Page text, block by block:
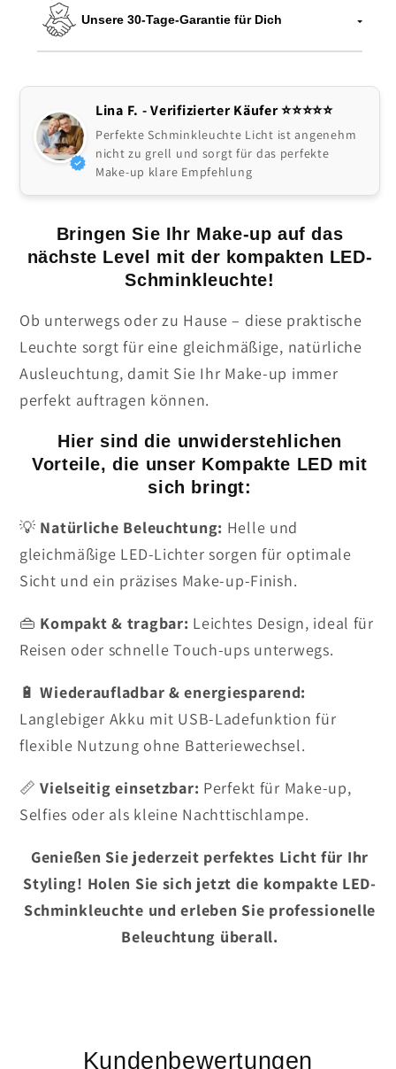
Unsere 30-Tage-Garantie für Dich
Lina F. - Verifizierter Käufer ⭐️⭐️⭐️⭐️⭐
Perfekte Schminkleuchte Licht ist angenehm
nicht zu grell und sorgt für das perfekte
Make-up klare Empfehlung
Bringen Sie Ihr Make-up auf das
nächste Level mit der kompakten LED-
Schminkleuchte!
Ob unterwegs oder zu Hause – diese praktische
Leuchte sorgt für eine gleichmäßige, natürliche
Ausleuchtung, damit Sie Ihr Make-up immer
perfekt auftragen können.
Hier sind die unwiderstehlichen
Vorteile, die unser Kompakte LED mit
sich bringt:
💡 Natürliche Beleuchtung: Helle und
gleichmäßige LED-Lichter sorgen für optimale
Sicht und ein präzises Make-up-Finish.
👜 Kompakt & tragbar: Leichtes Design, ideal für
Reisen oder schnelle Touch-ups unterwegs.
🔋Wiederaufladbar & energiesparend:
Langlebiger Akku mit USB-Ladefunktion für
flexible Nutzung ohne Batteriewechsel.
📏Vielseitig einsetzbar: Perfekt für Make-up,
Selfies oder als kleine Nachttischlampe.
Genießen Sie jederzeit perfektes Licht für Ihr
Styling! Holen Sie sich jetzt die kompakte LED-
Schminkleuchte und erleben Sie professionelle
Beleuchtung überall.
Kundenbewertungen